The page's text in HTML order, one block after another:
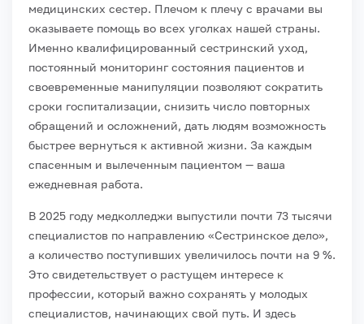
медицинских сестер. Плечом к плечу с врачами вы
оказываете помощь во всех уголках нашей страны.
Именно квалифицированный сестринский уход,
постоянный мониторинг состояния пациентов и
своевременные манипуляции позволяют сократить
сроки госпитализации, снизить число повторных
обращений и осложнений, дать людям возможность
быстрее вернуться к активной жизни. За каждым
спасенным и вылеченным пациентом — ваша
ежедневная работа.
В 2025 году медколледжи выпустили почти 73 тысячи
специалистов по направлению «Сестринское дело»,
а количество поступивших увеличилось почти на 9 %.
Это свидетельствует о растущем интересе к
профессии, который важно сохранять у молодых
специалистов, начинающих свой путь. И здесь